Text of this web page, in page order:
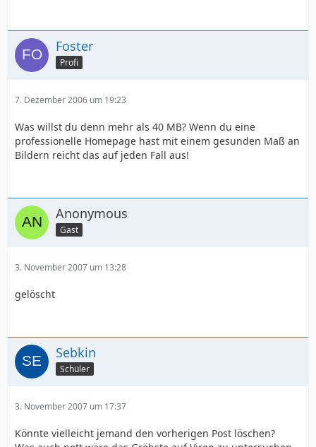
Foster
Profi
7. Dezember 2006 um 19:23
Was willst du denn mehr als 40 MB? Wenn du eine
professionelle Homepage hast mit einem gesunden Maß an
Bildern reicht das auf jeden Fall aus!
Anonymous
Gast
3. November 2007 um 13:28
gelöscht
Sebkin
Schüler
3. November 2007 um 17:37
Könnte vielleicht jemand den vorherigen Post löschen?